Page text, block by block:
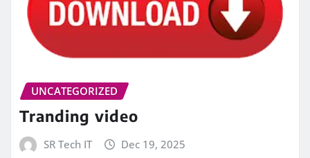
UNCATEGORIZED
Tranding video
SR Tech IT Dec 19, 2025